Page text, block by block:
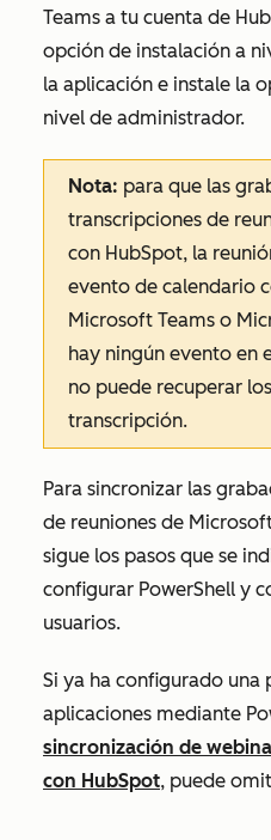
Teams a tu cuenta de
opción de instalación a
la aplicación e instale la
nivel de administrador.
Nota: para que las
transcripciones de
con HubSpot, la
evento de calendario
Microsoft Teams o
hay ningún evento en
no puede recuperar
transcripción.
Para sincronizar las
de reuniones de
sigue los pasos que se
configurar PowerShell y
usuarios.
Si ya ha configurado una
aplicaciones mediante
sincronización de
con HubSpot, puede